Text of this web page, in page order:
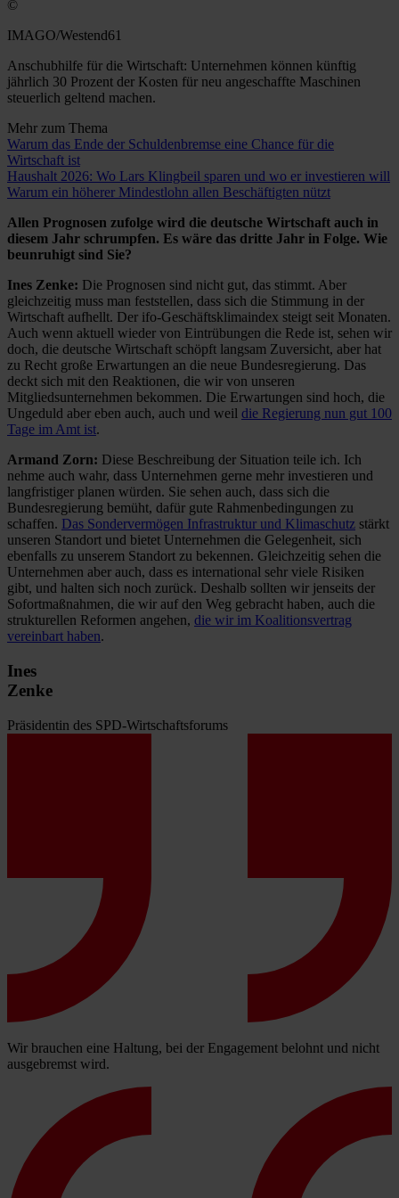
©
IMAGO/Westend61
Anschubhilfe für die Wirtschaft: Unternehmen können künftig
jährlich 30 Prozent der Kosten für neu angeschaffte Maschinen
steuerlich geltend machen.
Mehr zum Thema
Warum das Ende der Schuldenbremse eine Chance für die
Wirtschaft ist
Haushalt 2026: Wo Lars Klingbeil sparen und wo er investieren will
Warum ein höherer Mindestlohn allen Beschäftigten nützt
Allen Prognosen zufolge wird die deutsche Wirtschaft auch in
diesem Jahr schrumpfen. Es wäre das dritte Jahr in Folge. Wie
beunruhigt sind Sie?
Ines Zenke: Die Prognosen sind nicht gut, das stimmt. Aber
gleichzeitig muss man feststellen, dass sich die Stimmung in der
Wirtschaft aufhellt. Der ifo-Geschäftsklimaindex steigt seit Monaten.
Auch wenn aktuell wieder von Eintrübungen die Rede ist, sehen wir
doch, die deutsche Wirtschaft schöpft langsam Zuversicht, aber hat
zu Recht große Erwartungen an die neue Bundesregierung. Das
deckt sich mit den Reaktionen, die wir von unseren
Mitgliedsunternehmen bekommen. Die Erwartungen sind hoch, die
Ungeduld aber eben auch, auch und weil die Regierung nun gut 100
Tage im Amt ist.
Armand Zorn: Diese Beschreibung der Situation teile ich. Ich
nehme auch wahr, dass Unternehmen gerne mehr investieren und
langfristiger planen würden. Sie sehen auch, dass sich die
Bundesregierung bemüht, dafür gute Rahmenbedingungen zu
schaffen. Das Sondervermögen Infrastruktur und Klimaschutz stärkt
unseren Standort und bietet Unternehmen die Gelegenheit, sich
ebenfalls zu unserem Standort zu bekennen. Gleichzeitig sehen die
Unternehmen aber auch, dass es international sehr viele Risiken
gibt, und halten sich noch zurück. Deshalb sollten wir jenseits der
Sofortmaßnahmen, die wir auf den Weg gebracht haben, auch die
strukturellen Reformen angehen, die wir im Koalitionsvertrag
vereinbart haben.
Ines
Zenke
Präsidentin des SPD-Wirtschaftsforums
Wir brauchen eine Haltung, bei der Engagement belohnt und nicht
ausgebremst wird.